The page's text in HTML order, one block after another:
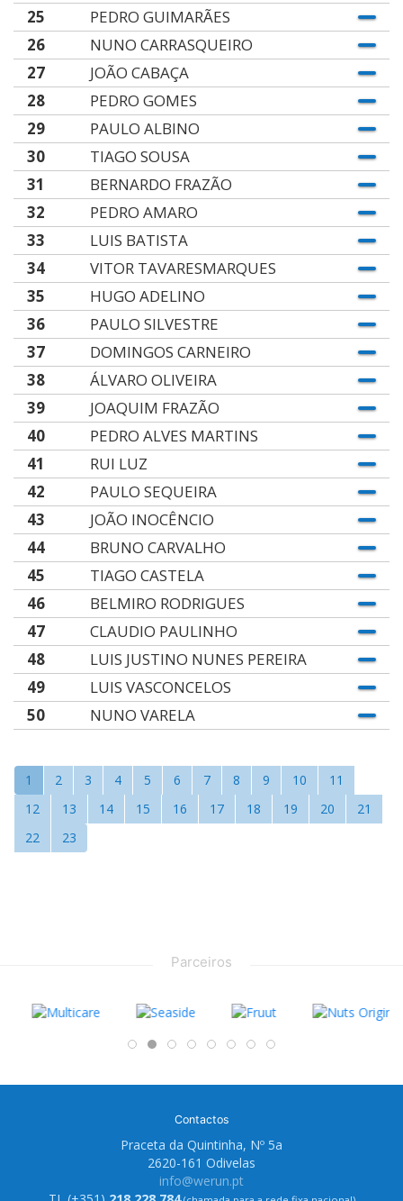
25
PEDRO GUIMARÃES
26
NUNO CARRASQUEIRO
27
JOÃO CABAÇA
28
PEDRO GOMES
29
PAULO ALBINO
30
TIAGO SOUSA
31
BERNARDO FRAZÃO
32
PEDRO AMARO
33
LUIS BATISTA
34
VITOR TAVARESMARQUES
35
HUGO ADELINO
36
PAULO SILVESTRE
37
DOMINGOS CARNEIRO
38
ÁLVARO OLIVEIRA
39
JOAQUIM FRAZÃO
40
PEDRO ALVES MARTINS
41
RUI LUZ
42
PAULO SEQUEIRA
43
JOÃO INOCÊNCIO
44
BRUNO CARVALHO
45
TIAGO CASTELA
46
BELMIRO RODRIGUES
47
CLAUDIO PAULINHO
48
LUIS JUSTINO NUNES PEREIRA
49
LUIS VASCONCELOS
50
NUNO VARELA
1 2 3 4 5 6 7 8 9 10
11
12
13 14 15 16 17 18 19 20
21
22
23
Parceiros
Contactos
Praceta da Quintinha, Nº 5a
2620-161 Odivelas
info@werun.pt